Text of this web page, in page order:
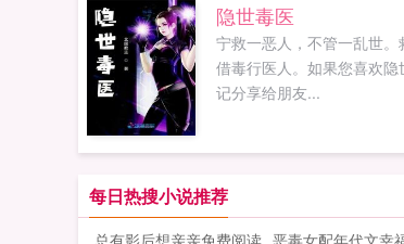
该下班了。对于这个男人，
愤地说一个字喳！大概，这
物降一物吧好吧，这是一个
一个毒舌老正经的欢快故事
朋友...
隐世毒医
宁救一恶人，不管一乱世。
借毒行医人。如果您喜欢隐
记分享给朋友...
每日热搜小说推荐
总有影后想亲亲免费阅读 恶毒女配年代文幸